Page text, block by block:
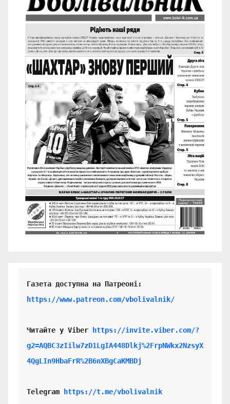
https://www.patreon.com/vbolivalnik/
Читайте у Viber
https://invite.viber.com/?
g2=AQBC3zIilw7zD1LgIA448Dlkj%2FrpNWkx2NzsyX
4QgLIn9HbaFrR%2B6nXBgCaKMBDj
Telegram https://t.me/vbolivalnik